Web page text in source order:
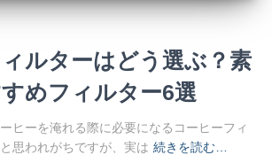
ルターはどう選ぶ？素
めフィルター6選
ヒーを淹れる際に必要になるコーヒーフィ
思われがちですが、実は 続きを読む…